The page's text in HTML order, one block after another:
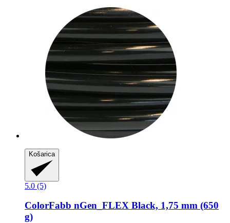
Košarica
5.0 (5)
ColorFabb nGen_FLEX Black, 1,75 mm (650
g)